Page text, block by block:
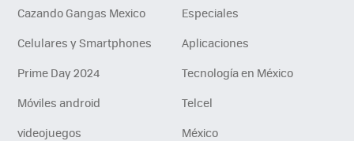
Cazando Gangas Mexico
Especiales
Celulares y Smartphones
Aplicaciones
Prime Day 2024
Tecnología en México
Móviles android
Telcel
videojuegos
México